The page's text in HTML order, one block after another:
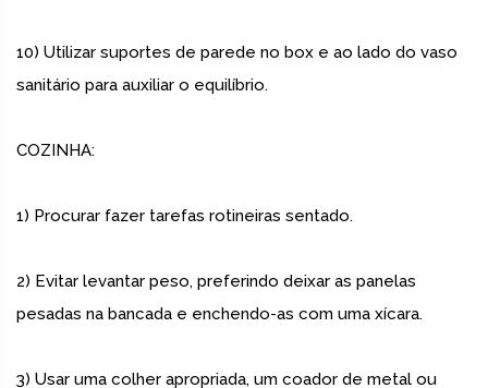
10) Utilizar suportes de parede no box e ao lado do vaso
sanitário para auxiliar o equilíbrio.
COZINHA:
1) Procurar fazer tarefas rotineiras sentado.
2) Evitar levantar peso, preferindo deixar as panelas
pesadas na bancada e enchendo-as com uma xícara.
3) Usar uma colher apropriada, um coador de metal ou